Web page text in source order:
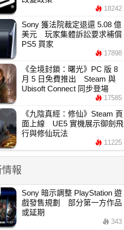
18242
Sony 獲法院裁定退還 5.08 億
美元 玩家集體訴訟要求補償
PS5 買家
17898
《全境封鎖：曙光》PC 版 8
月 5 日免費推出 Steam 與
Ubisoft Connect 同步登場
17585
《九陰真經：修仙》Steam 頁
面上線 UE5 實機展示御劍飛
行與修仙玩法
11225
報
Sony 暗示調整 PlayStation 遊
戲發售規劃 部分第一方作品
或延期
343